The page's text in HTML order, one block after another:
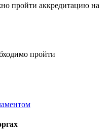
пройти аккредитацию на
пройти